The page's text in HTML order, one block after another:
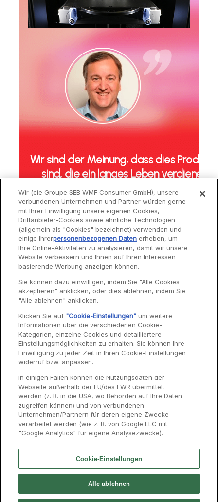
Wir sind der Meinung, dass dies
sind, die ein langes Leben verdienen
Alain Pautrot - VP Consumer Satisfaction
INTERVIEW ANSEHEN
Service
Garantie
Reparaturen
Bedienungsanleitungen
Häufig gestellte Fragen
Kontaktseite
Impressum Groupe SEB
Wir (die Groupe SEB WMF Consumer GmbH), unsere
verbundenen Unternehmen und Partner würden gerne
mit Ihrer Einwilligung unsere eigenen Cookies,
Drittanbieter-Cookies sowie ähnliche Technologien
(allgemein als "Cookies" bezeichnet) verwenden und
einige Ihrerpersonenbezogenen Daten erheben, um
Ihre Online-Aktivitäten zu analysieren, damit wir unsere
Website verbessern und Ihnen auf Ihren Interessen
basierende Werbung anzeigen können.
Sie können dazu einwilligen, indem Sie "Alle Cookies
akzeptieren" anklicken, oder dies ablehnen, indem Sie
"Alle ablehnen" anklicken.
Klicken Sie auf "Cookie-Einstellungen" um weitere
Informationen über die verschiedenen Cookie-
Kategorien, einzelne Cookies und detailliertere
Einstellungsmöglichkeiten zu erhalten. Sie können Ihre
Einwilligung zu jeder Zeit in Ihren Cookie-Einstellungen
widerruf bzw. anpassen.
In einigen Fällen können die Nutzungsdaten der
Webseite außerhalb der EU/des EWR übermittelt
werden (z. B. in die USA, wo Behörden auf Ihre Daten
zugreifen können) und von verbundenen
Unternehmen/Partnern für deren eigene Zwecke
verarbeitet werden (wie z. B. von Google LLC mit
"Google Analytics" für eigene Analysezwecke).
Cookie-Einstellungen
Alle ablehnen